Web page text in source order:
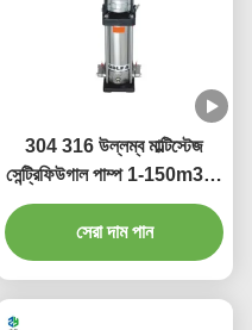
304 316 উল্লম্ব মাল্টিস্টেজ
সেন্ট্রিফিউগাল পাম্প 1-150m3/H
নিম্নচাপ
সেরা দাম পান